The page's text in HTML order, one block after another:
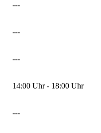
---
---
---
14:00 Uhr - 18:00 Uhr
---